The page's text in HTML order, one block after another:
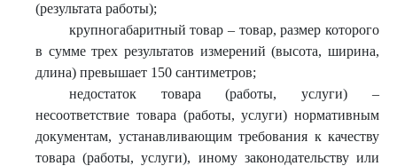
(результата работы);
крупногабаритный товар – товар, размер которого
в сумме трех результатов измерений (высота, ширина,
длина) превышает 150 сантиметров;
недостаток товара (работы, услуги) –
несоответствие товара (работы, услуги) нормативным
документам, устанавливающим требования к качеству
товара (работы, услуги), иному законодательству или